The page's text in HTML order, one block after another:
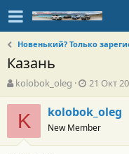
Новенький? Только
Казань
А
в
т
т
kolobok_oleg
Д
а
т
а
н
а
21 Окт
K kolobok_oleg
New Member